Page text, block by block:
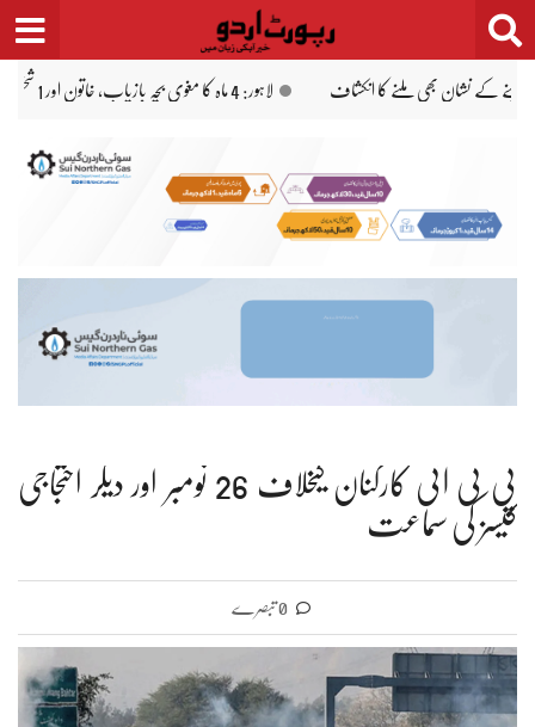
Skip
to
ججز کی تعیناتی کی سمری منظور نہ ہونے کیخلاف کیس، صدر و وزیرِ اعظم کو نوٹس
پی ٹی آئی کارکنان کیخلاف 26 نومبر اور دیگر احتجاجی
کیسز کی سماعت
0 تبصرے